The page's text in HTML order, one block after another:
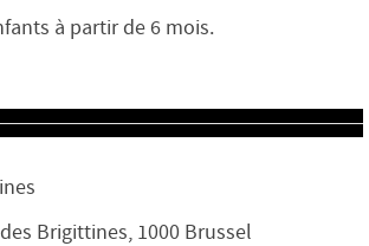
à partir de 6 mois.
Brigittines, 1000 Brussel